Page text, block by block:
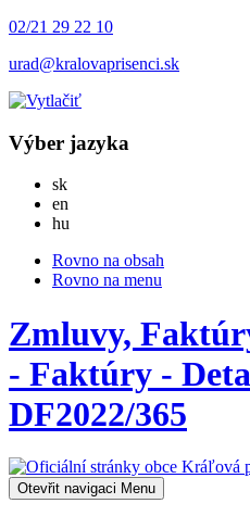
02/21 29 22 10
urad@kralovaprisenci.sk
Výber jazyka
skSlovensky
en
hu
Rovno na obsah
Rovno na menu
Zmluvy,
- Faktúry -
DF2022/365
Otevřit navigaci Menu